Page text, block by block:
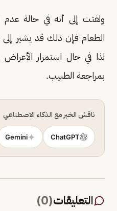
ولفتت إلى أنه في حالة عدم
الطعام فإن ذلك قد يشير
لذا في حال استمرار
بمراجعة الطبيب.
ناقش الخبر مع الذكاء الاصطناعي
ChatGPT
Gemini
التعليقات(
0
)